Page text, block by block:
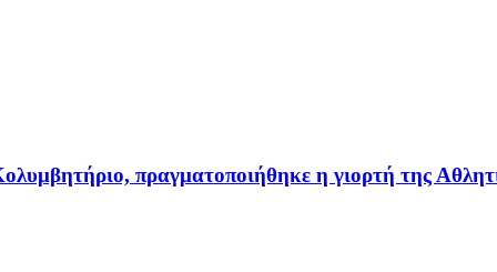
πραγματοποιήθηκε η γιορτή της